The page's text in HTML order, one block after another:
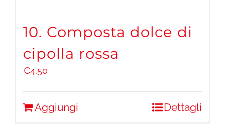
10. Composta dolce di
cipolla rossa
€4,50
Aggiungi Dettagli